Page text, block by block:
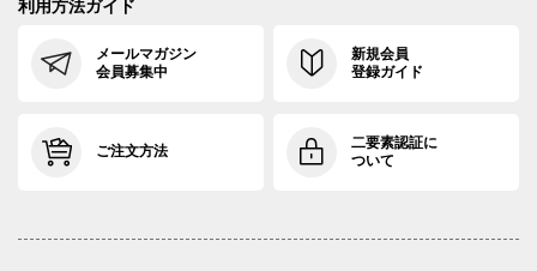
利用方法ガイド
メールマガジン
会員募集中
新規会員
登録ガイド
ご注文方法
二要素認証に
ついて